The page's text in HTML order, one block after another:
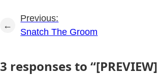
←
Previous:
Snatch The Groom
3 responses to